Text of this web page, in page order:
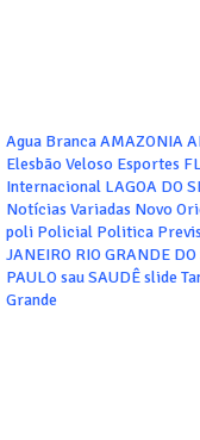
Agua BrancaAMAZONIA
Elesbão Veloso Esportes
Internacional LAGOA DO
Notícias Variadas Novo
poli Policial Politica
JANEIRO RIO GRANDE DO
PAULOsauSAUDÊslide
Grande